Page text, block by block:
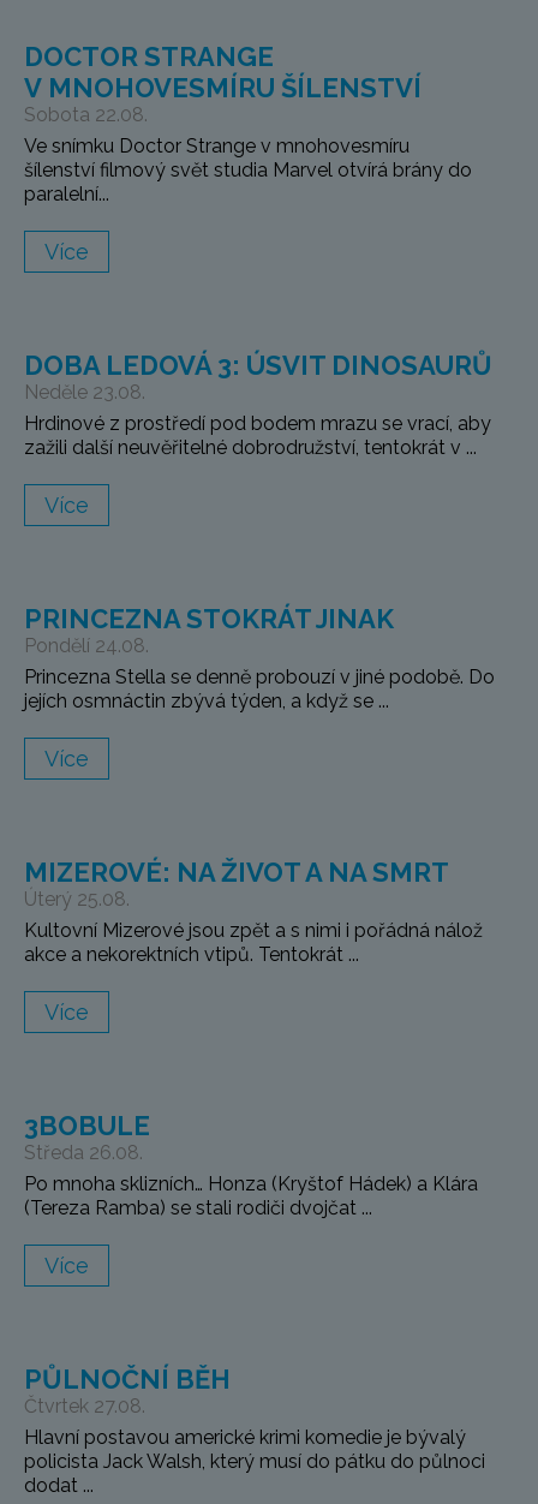
DOCTOR STRANGE
V MNOHOVESMÍRU ŠÍLENSTVÍ
Sobota 22.08.
Ve snímku Doctor Strange v mnohovesmíru
šílenství filmový svět studia Marvel otvírá brány do
paralelní...
Více
DOBA LEDOVÁ 3: ÚSVIT DINOSAURŮ
Neděle 23.08.
Hrdinové z prostředí pod bodem mrazu se vrací, aby
zažili další neuvěřitelné dobrodružství, tentokrát v ...
Více
PRINCEZNA STOKRÁT JINAK
Pondělí 24.08.
Princezna Stella se denně probouzí v jiné podobě. Do
jejích osmnáctin zbývá týden, a když se ...
Více
MIZEROVÉ: NA ŽIVOT A NA SMRT
Úterý 25.08.
Kultovní Mizerové jsou zpět a s nimi i pořádná nálož
akce a nekorektních vtipů. Tentokrát ...
Více
3BOBULE
Středa 26.08.
Po mnoha sklizních… Honza (Kryštof Hádek) a Klára
(Tereza Ramba) se stali rodiči dvojčat ...
Více
PŮLNOČNÍ BĚH
Čtvrtek 27.08.
Hlavní postavou americké krimi komedie je bývalý
policista Jack Walsh, který musí do pátku do půlnoci
dodat ...